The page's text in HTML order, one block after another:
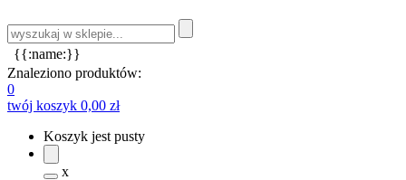
{{:name:}}
Znaleziono produktów:
0
twój koszyk 0,00 zł
Koszyk jest pusty
x